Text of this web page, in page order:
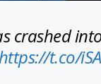
crashed
t.co/